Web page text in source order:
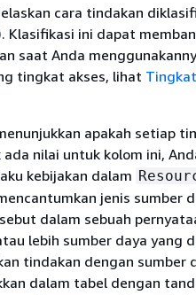
cara tindakan
Klasifikasi ini dapat
saat Anda
tingkat akses, lihat
apakah setiap
nilai untuk kolom ini,
kebijakan dalam
jenis sumber
dalam sebuah
lebih sumber daya yang
tindakan dengan sumber
dalam tabel dengan